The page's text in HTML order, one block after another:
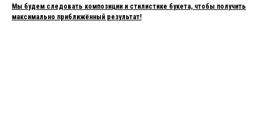
Мы будем следовать композиции и стилистике букета, чтобы получить
максимально приближённый результат!